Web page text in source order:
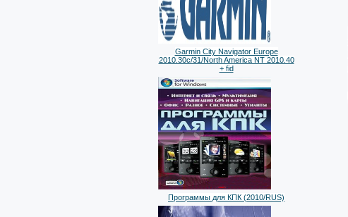
Garmin City Navigator Europe
2010.30c/31/North America NT 2010.40
+ fid
Программы для КПК (2010/RUS)